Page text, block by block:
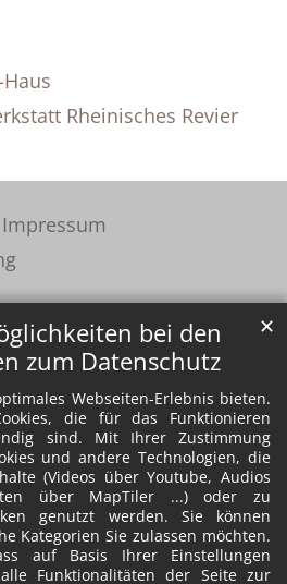
bei den
zum Datenschutz
Webseiten-Erlebnis bieten.
die für das Funktionieren
sind. Mit Ihrer Zustimmung
und andere Technologien, die
(Videos über Youtube, Audios
über MapTiler ...) oder zu
genutzt werden. Sie können
Kategorien Sie zulassen möchten.
auf Basis Ihrer Einstellungen
Funktionalitäten der Seite zur
✕
Rheinisches Revier
Impressum